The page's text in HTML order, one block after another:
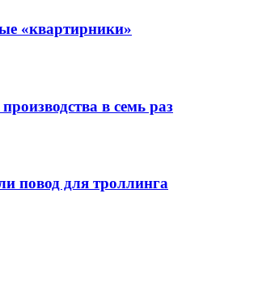
«квартирники»
в семь раз
повод для троллинга